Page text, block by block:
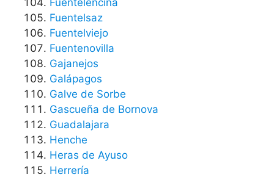
Fuentelsaz
Fuentelviejo
Fuentenovilla
Gajanejos
Galápagos
Galve de Sorbe
Gascueña de Bornova
Guadalajara
Henche
Heras de Ayuso
Herrería